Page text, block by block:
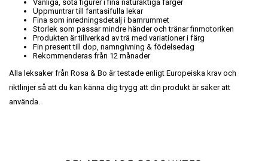
Vänliga, söta figurer i fina naturaktiga färger
Uppmuntrar till fantasifulla lekar
Fina som inredningsdetalj i barnrummet
Storlek som passar mindre händer och tränar finmotoriken
Produkten är tillverkad av trä med variationer i färg
Fin present till dop, namngivning & födelsedag
Rekommenderas från 12 månader
Alla leksaker från Rosa & Bo är testade enligt Europeiska krav och
riktlinjer så att du kan känna dig trygg att din produkt är säker att
använda.